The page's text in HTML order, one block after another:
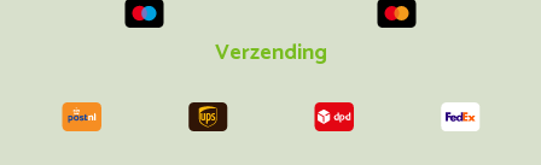
Verzending